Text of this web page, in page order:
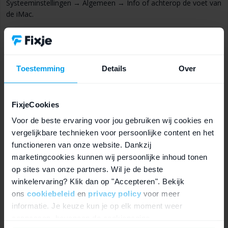
Toestemming Details Over
FixjeCookies
Voor de beste ervaring voor jou gebruiken wij cookies en
vergelijkbare technieken voor persoonlijke content en het
functioneren van onze website. Dankzij
marketingcookies kunnen wij persoonlijke inhoud tonen
op sites van onze partners. Wil je de beste
winkelervaring? Klik dan op "Accepteren". Bekijk
ons cookiebeleid en privacy policy voor meer
informatie. Je keuze kun je op elk moment weer
Systeeminstellingen → Algemeen → Info of achterop de voet van
de iMac.
Fixje
Gecontroleerd door onze specialisten
Geen gedoe op Marktplaats
Je ontvangt het geld snel op je rekening
Ook kapotte iMacs krijgen een bod